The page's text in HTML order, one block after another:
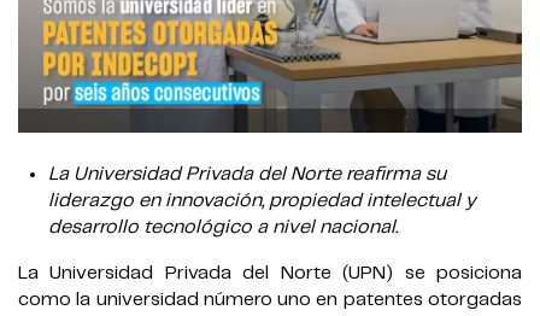
La Universidad Privada del Norte reafirma su
liderazgo en innovación, propiedad intelectual y
desarrollo tecnológico a nivel nacional.
La Universidad Privada del Norte (UPN) se posiciona
como la universidad número uno en patentes otorgadas